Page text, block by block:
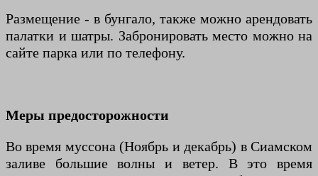
Размещение - в бунгало, также можно арендовать
палатки и шатры. Забронировать место можно на
сайте парка или по телефону.
Меры предосторожности
Во время муссона (Ноябрь и декабрь) в Сиамском
заливе большие волны и ветер. В это время